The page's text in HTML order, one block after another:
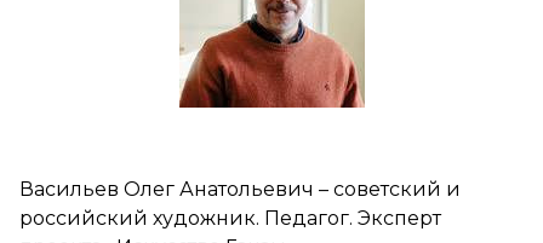
Васильев Олег Анатольевич – советский и
российский художник. Педагог. Эксперт